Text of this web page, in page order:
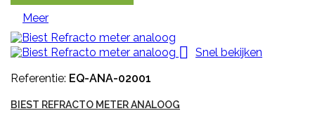
Meer

Snel bekijken
Referentie: EQ-ANA-02001
BIEST REFRACTO METER ANALOOG